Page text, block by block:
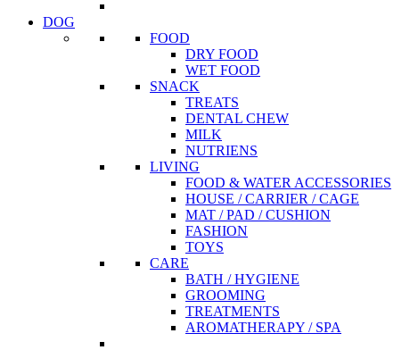
DOG
FOOD
DRY FOOD
WET FOOD
SNACK
TREATS
DENTAL CHEW
MILK
NUTRIENS
LIVING
FOOD & WATER ACCESSORIES
HOUSE / CARRIER / CAGE
MAT / PAD / CUSHION
FASHION
TOYS
CARE
BATH / HYGIENE
GROOMING
TREATMENTS
AROMATHERAPY / SPA